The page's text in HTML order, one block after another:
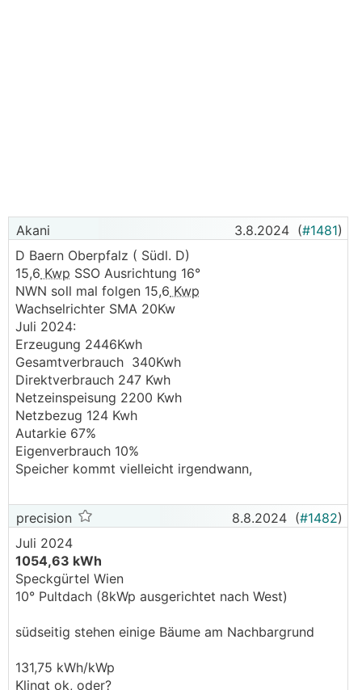
Akani 3.8.2024 (#1481)
D Baern Oberpfalz ( Südl. D)
15,6 Kwp SSO Ausrichtung 16°
NWN soll mal folgen 15,6 Kwp
Wachselrichter SMA 20Kw
Juli 2024:
Erzeugung 2446Kwh
Gesamtverbrauch 340Kwh
Direktverbrauch 247 Kwh
Netzeinspeisung 2200 Kwh
Netzbezug 124 Kwh
Autarkie 67%
Eigenverbrauch 10%
Speicher kommt vielleicht irgendwann,
precision 8.8.2024 (#1482)
Juli 2024
1054,63 kWh
Speckgürtel Wien
10° Pultdach (8kWp ausgerichtet nach West)
südseitig stehen einige Bäume am Nachbargrund
131,75 kWh/kWp
Klingt ok, oder?